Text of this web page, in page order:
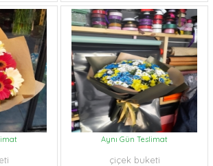
Aynı Gün Teslimat
çiçek buketi